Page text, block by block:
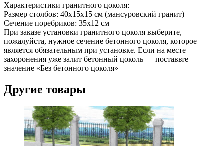
Характеристики гранитного цоколя:
Размер столбов: 40х15х15 см (мансуровский гранит)
Сечение поребриков: 35х12 см
При заказе установки гранитного цоколя выберите,
пожалуйста, нужное сечение бетонного цоколя, которое
является обязательным при установке. Если на месте
захоронения уже залит бетонный цоколь — поставьте
значение «Без бетонного цоколя»
Другие товары